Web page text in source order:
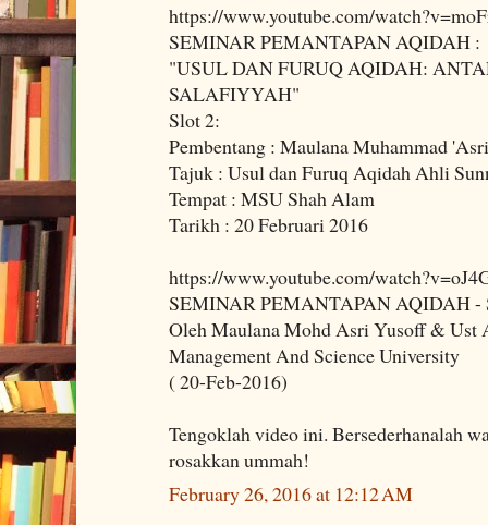
https://www.youtube.com/
SEMINAR PEMANTAPAN AQIDAH :
"USUL DAN FURUQ AQIDAH:
SALAFIYYAH"
Slot 2:
Pembentang : Maulana Muhammad
Tajuk : Usul dan Furuq Aqidah Ahli
Tempat : MSU Shah Alam
Tarikh : 20 Februari 2016
https://www.youtube.com/
SEMINAR PEMANTAPAN AQIDAH -
Oleh Maulana Mohd Asri Yusoff & Ust
Management And Science University
( 20-Feb-2016)
Tengoklah video ini. Bersederhanalah
rosakkan ummah!
February 26, 2016 at 12:12 AM